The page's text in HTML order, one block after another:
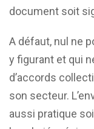
document soit
A défaut, nul ne
y figurant et qui
d’accords
son secteur.
aussi pratique